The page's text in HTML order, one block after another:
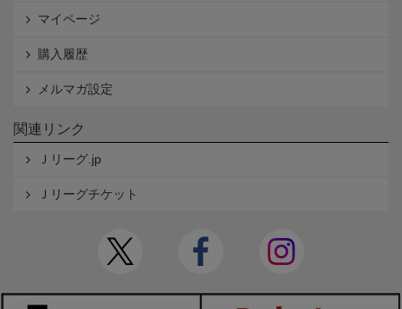
マイページ
購入履歴
メルマガ設定
関連リンク
Ｊリーグ.jp
Ｊリーグチケット